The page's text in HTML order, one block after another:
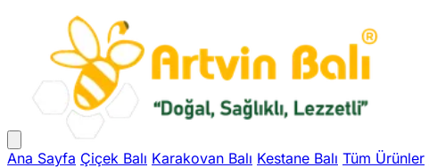
Ana Sayfa Çiçek Balı Karakovan Balı Kestane Balı Tüm Ürünler